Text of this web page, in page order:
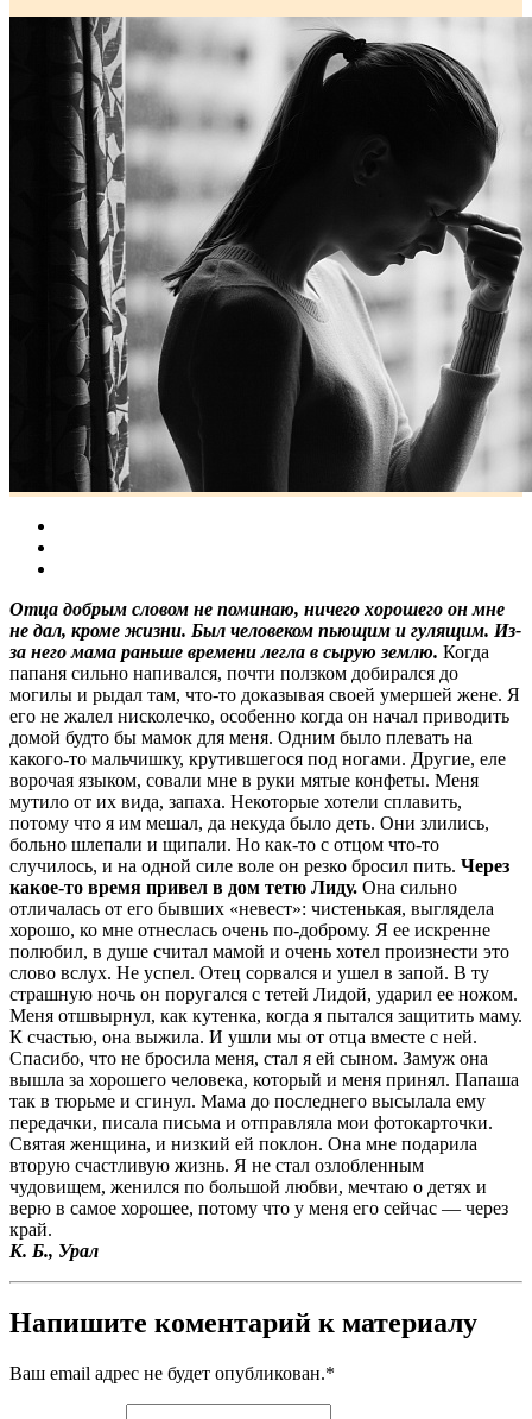
Отца добрым словом не поминаю, ничего хорошего он мне
не дал, кроме жизни. Был человеком пьющим и гулящим. Из-
за него мама раньше времени легла в сырую землю. Когда
папаня сильно напивался, почти ползком добирался до
могилы и рыдал там, что-то доказывая своей умершей жене. Я
его не жалел нисколечко, особенно когда он начал приводить
домой будто бы мамок для меня. Одним было плевать на
какого-то мальчишку, крутившегося под ногами. Другие, еле
ворочая языком, совали мне в руки мятые конфеты. Меня
мутило от их вида, запаха. Некоторые хотели сплавить,
потому что я им мешал, да некуда было деть. Они злились,
больно шлепали и щипали. Но как-то с отцом что-то
случилось, и на одной силе воле он резко бросил пить. Через
какое-то время привел в дом тетю Лиду. Она сильно
отличалась от его бывших «невест»: чистенькая, выглядела
хорошо, ко мне отнеслась очень по-доброму. Я ее искренне
полюбил, в душе считал мамой и очень хотел произнести это
слово вслух. Не успел. Отец сорвался и ушел в запой. В ту
страшную ночь он поругался с тетей Лидой, ударил ее ножом.
Меня отшвырнул, как кутенка, когда я пытался защитить маму.
К счастью, она выжила. И ушли мы от отца вместе с ней.
Спасибо, что не бросила меня, стал я ей сыном. Замуж она
вышла за хорошего человека, который и меня принял. Папаша
так в тюрьме и сгинул. Мама до последнего высылала ему
передачки, писала письма и отправляла мои фотокарточки.
Святая женщина, и низкий ей поклон. Она мне подарила
вторую счастливую жизнь. Я не стал озлобленным
чудовищем, женился по большой любви, мечтаю о детях и
верю в самое хорошее, потому что у меня его сейчас — через
край.
К. Б., Урал
Напишите коментарий к материалу
Ваш email адрес не будет опубликован.*